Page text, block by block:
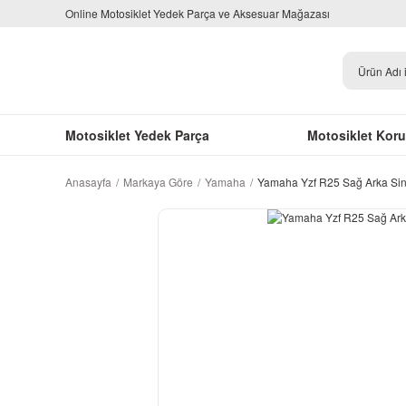
Online Motosiklet Yedek Parça ve Aksesuar Mağazası
Motosiklet Yedek Parça Motosiklet
Anasayfa Markaya Göre Yamaha Yamaha Yzf R25 Sağ Arka